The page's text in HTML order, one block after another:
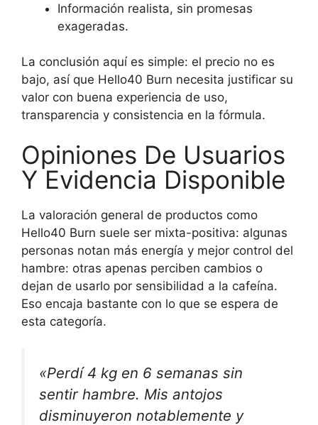
Información realista, sin promesas
exageradas.
La conclusión aquí es simple: el precio no es
bajo, así que Hello40 Burn necesita justificar su
valor con buena experiencia de uso,
transparencia y consistencia en la fórmula.
Opiniones De Usuarios
Y Evidencia Disponible
La valoración general de productos como
Hello40 Burn suele ser mixta-positiva: algunas
personas notan más energía y mejor control del
hambre: otras apenas perciben cambios o
dejan de usarlo por sensibilidad a la cafeína.
Eso encaja bastante con lo que se espera de
esta categoría.
«Perdí 4 kg en 6 semanas sin
sentir hambre. Mis antojos
disminuyeron notablemente y